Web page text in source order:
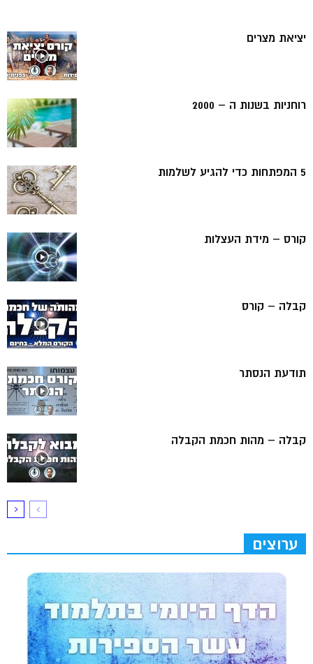
יציאת מצרים
רוחניות בשנות ה – 2000
5 המפתחות כדי להגיע לשלמות
קורס – מידת העצלות
קבלה – קורס
תודעת הנסתר
קבלה – מהות חכמת הקבלה
ערוצים